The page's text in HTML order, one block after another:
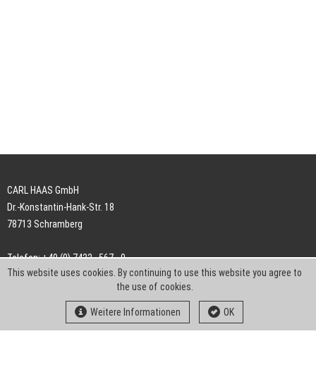
CARL HAAS GmbH
Dr.-Konstantin-Hank-Str. 18
78713 Schramberg
Telefon: +49 (0) 7422 . 567 - 0
Telefax: +49 (0) 7422 . 567 - 239
info-ch@kern-liebers.com
This website uses cookies. By continuing to use this website you agree to
the use of cookies.
Weitere Informationen OK